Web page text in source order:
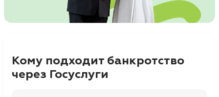
Кому подходит банкротство
через Госуслуги